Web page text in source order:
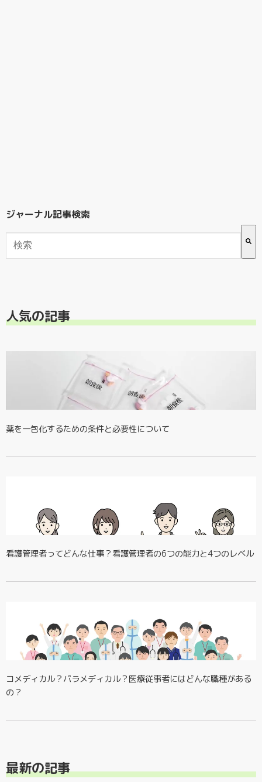
ジャーナル記事検索
人気の記事
薬を一包化するための条件と必要性について
看護管理者ってどんな仕事？看護管理者の6つの能力と4つのレベル
コメディカル？パラメディカル？医療従事者にはどんな職種がある
の？
最新の記事